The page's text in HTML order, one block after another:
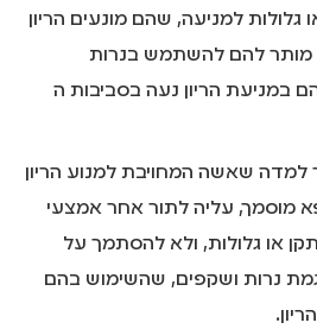
גלולות למניעה, שהם מונעים הריון
מותר להם להשתמש בנרות
במניעת הריון נעה בסביבות ה
שאשה המחויבת למנוע הריון
מוסמך, עליה לתור אחר אמצעי
או גלולות, ולא להסתמך על
נרות ושקפים, שהשימוש בהם